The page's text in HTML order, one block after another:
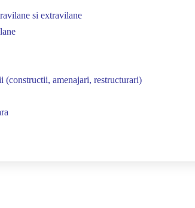
si extravilane
(constructii, amenajari, restructurari)